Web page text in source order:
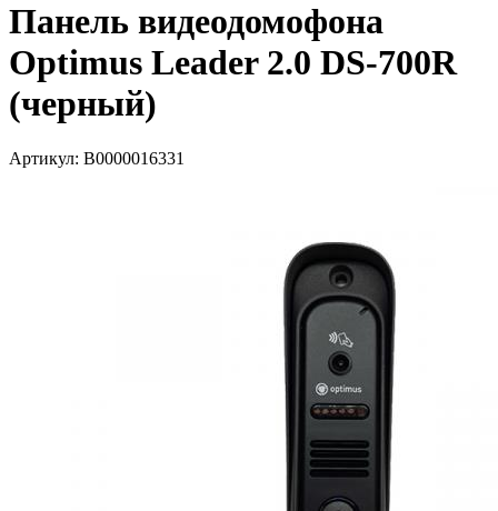
Панель видеодомофона
Optimus Leader 2.0 DS-700R
(черный)
Артикул: В0000016331